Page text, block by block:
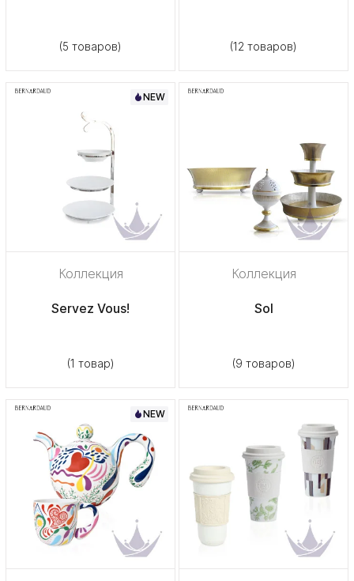
(5 товаров) (12 товаров)
NEW
Коллекция
Servez Vous!
(1 товар)
Коллекция
Sol
(9 товаров)
NEW